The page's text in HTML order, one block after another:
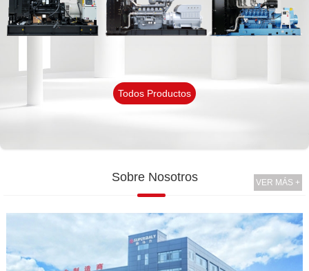
Todos Productos
Sobre Nosotros VER MÁS +